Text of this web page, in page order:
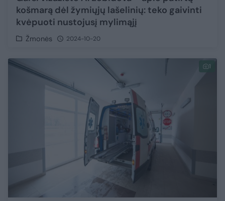
košmarą dėl žymiųjų lašelinių: teko gaivinti
kvėpuoti nustojusį mylimąjį
Žmonės 2024-10-20
1